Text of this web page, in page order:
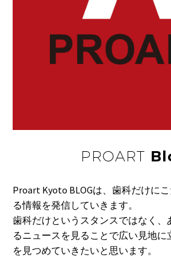
大豆にはレシチンとい
う成分が豊富に含ま
れ…
16 12月 2015
漬物パワー
発酵する漬物は、長く
漬け込むとすっぱく
15 4月 2017
関である国際がん研
19 10月 2016
み
赤ちゃんの頃に生えて
きた乳歯が、大きく
な…
08 6月 2016
「メタボ対策実践して
いる」半数
政府は１７日の閣議
で、平成２７年度版の
21 5月 2016
バナナ
PROART
Proart Kyoto BLOGは、歯科だけに
る情報を発信していきます。
歯科だけというスタンスではなく、
るニュースを見ることで広い見地
を見つめていきたいと思います。